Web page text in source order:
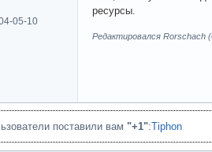
05-10
ресурсы.
Редактировался Rorschach
поставили вам "+1":Tiphon